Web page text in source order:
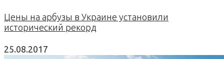
Цены на арбузы в Украине установили
исторический рекорд
25.08.2017